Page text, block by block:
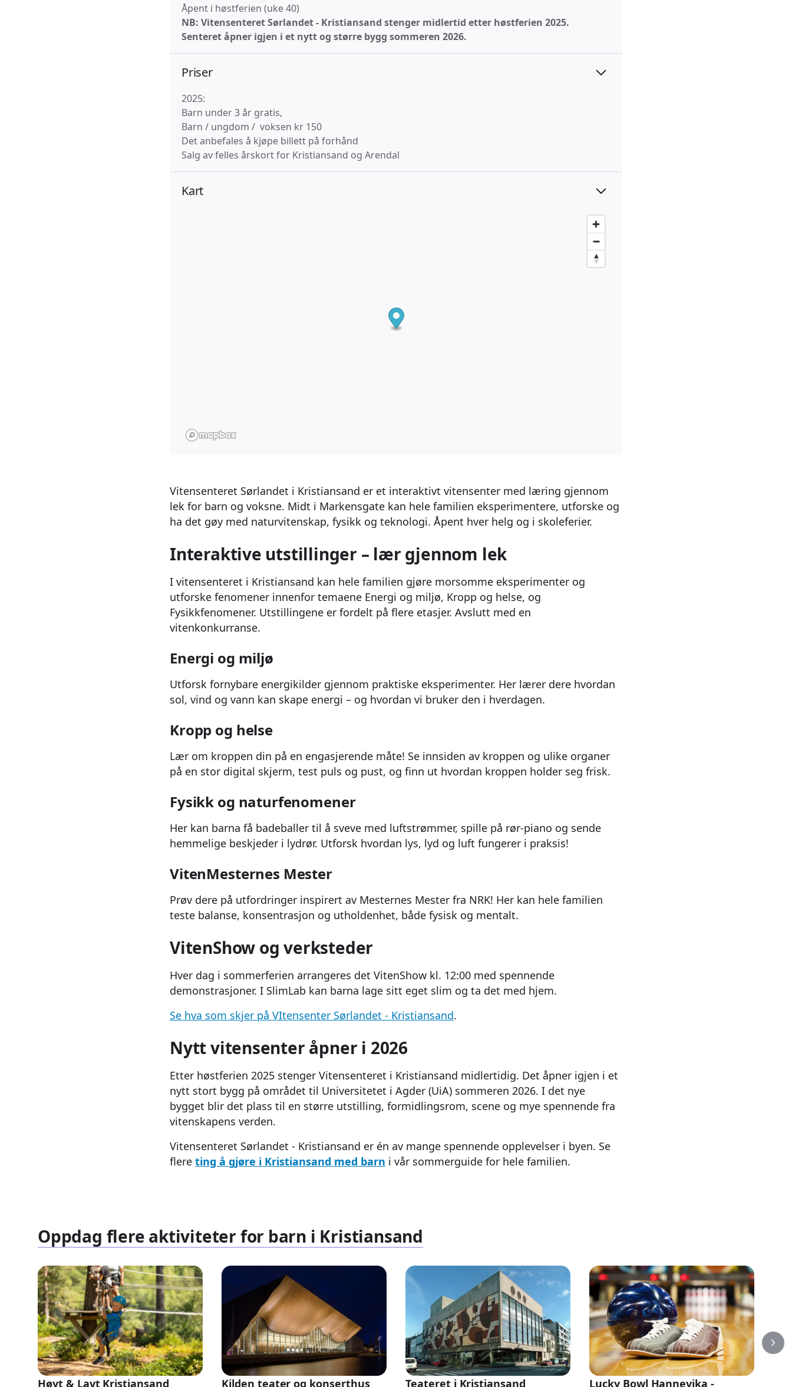
Åpent i høstferien (uke 40)
NB: Vitensenteret Sørlandet - Kristiansand stenger midlertid etter høstferien 2025.
Senteret åpner igjen i et nytt og større bygg sommeren 2026.
Priser
2025:
Barn under 3 år gratis,
Barn / ungdom / voksen kr 150
Det anbefales å kjøpe billett på forhånd
Salg av felles årskort for Kristiansand og Arendal
Kart
Vitensenteret Sørlandet i Kristiansand er et interaktivt vitensenter med læring gjennom
lek for barn og voksne. Midt i Markensgate kan hele familien eksperimentere, utforske og
ha det gøy med naturvitenskap, fysikk og teknologi. Åpent hver helg og i skoleferier.
Interaktive utstillinger – lær gjennom lek
I vitensenteret i Kristiansand kan hele familien gjøre morsomme eksperimenter og
utforske fenomener innenfor temaene Energi og miljø, Kropp og helse, og
Fysikkfenomener. Utstillingene er fordelt på flere etasjer. Avslutt med en
vitenkonkurranse.
Energi og miljø
Utforsk fornybare energikilder gjennom praktiske eksperimenter. Her lærer dere hvordan
sol, vind og vann kan skape energi – og hvordan vi bruker den i hverdagen.
Kropp og helse
Lær om kroppen din på en engasjerende måte! Se innsiden av kroppen og ulike organer
på en stor digital skjerm, test puls og pust, og finn ut hvordan kroppen holder seg frisk.
Fysikk og naturfenomener
Her kan barna få badeballer til å sveve med luftstrømmer, spille på rør-piano og sende
hemmelige beskjeder i lydrør. Utforsk hvordan lys, lyd og luft fungerer i praksis!
VitenMesternes Mester
Prøv dere på utfordringer inspirert av Mesternes Mester fra NRK! Her kan hele familien
teste balanse, konsentrasjon og utholdenhet, både fysisk og mentalt.
VitenShow og verksteder
Hver dag i sommerferien arrangeres det VitenShow kl. 12:00 med spennende
demonstrasjoner. I SlimLab kan barna lage sitt eget slim og ta det med hjem.
Se hva som skjer på VItensenter Sørlandet - Kristiansand.
Nytt vitensenter åpner i 2026
Etter høstferien 2025 stenger Vitensenteret i Kristiansand midlertidig. Det åpner igjen i et
nytt stort bygg på området til Universitetet i Agder (UiA) sommeren 2026. I det nye
bygget blir det plass til en større utstilling, formidlingsrom, scene og mye spennende fra
vitenskapens verden.
Vitensenteret Sørlandet - Kristiansand er én av mange spennende opplevelser i byen. Se
flere ting å gjøre i Kristiansand med barn i vår sommerguide for hele familien.
Oppdag flere aktiviteter for barn i Kristiansand
Høyt & Lavt Kristiansand Kilden teater og konserthus Teateret i Kristiansand Lucky Bowl Hannevika -